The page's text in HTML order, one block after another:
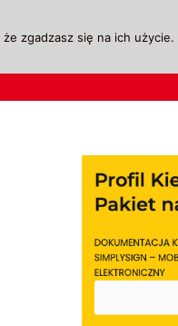
zgadzasz się na ich użycie.